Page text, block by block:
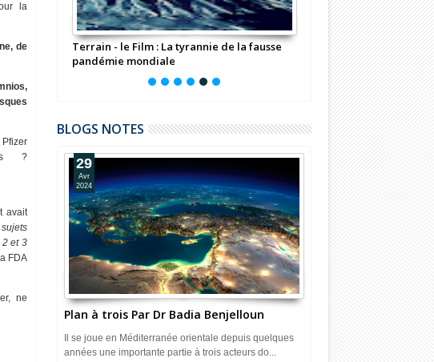
la
de
?
avait
sujets
et 3
FDA
ne
des
Terrain - le Film : La tyrannie de la fausse
pandémie mondiale
Fondation Bill Gates :
(Documentaire)
BLOGS NOTES
Plan à trois Par Dr Badia Benjelloun
29
Avr
2024
Il se joue en Méditerranée orientale depuis quelques
années une importante partie à trois acteurs do...